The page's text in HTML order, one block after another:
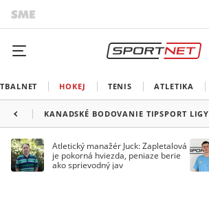
HOKEJ TENIS ATLETIKA
KANADSKÉ BODOVANIE TIPSPORT LIGY
Atletický manažér Juck: Zapletalová
je pokorná hviezda, peniaze berie
ako sprievodný jav